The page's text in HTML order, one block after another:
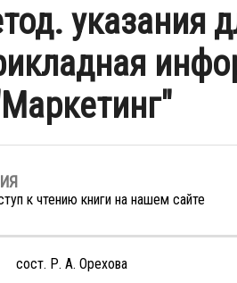
указания
к чтению книги на нашем сайте
сост. Р. А. Орехова